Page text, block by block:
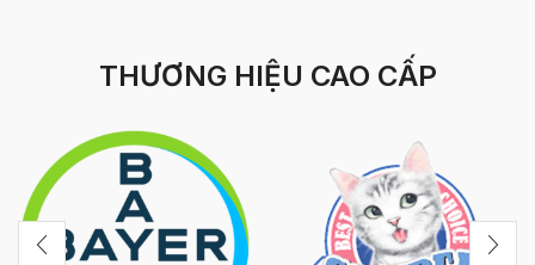
THƯƠNG HIỆU CAO CẤP